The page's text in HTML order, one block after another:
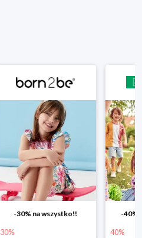
-40% na drugą sztukę
40% 25%